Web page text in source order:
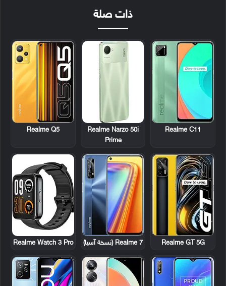
ذات صلة
Realme C11
Realme Narzo 50i
Prime
Realme Q5
Realme GT 5G Realme 7 (نسخة آسيا) Realme Watch 3 Pro